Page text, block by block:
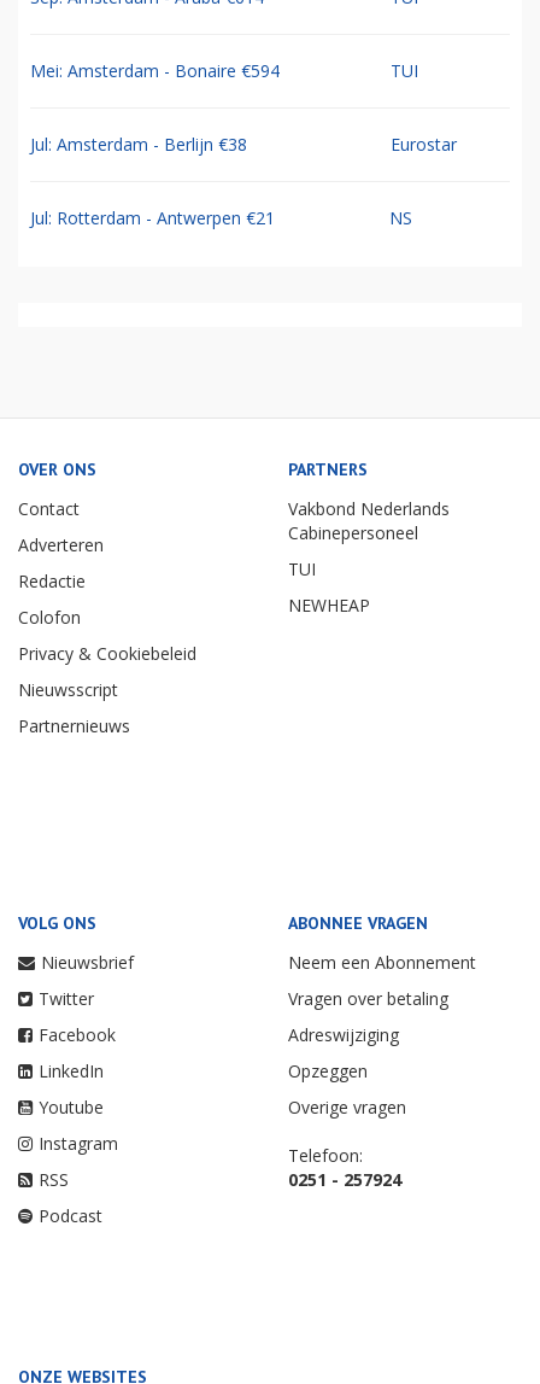
Mei: Amsterdam - Bonaire €594 TUI
Jul: Amsterdam - Berlijn €38 Eurostar
Jul: Rotterdam - Antwerpen €21 NS
OVER ONS
Contact
Adverteren
Redactie
Colofon
Privacy & Cookiebeleid
Nieuwsscript
Partnernieuws
PARTNERS
Vakbond Nederlands
Cabinepersoneel
TUI
NEWHEAP
VOLG ONS
Nieuwsbrief
Twitter
Facebook
LinkedIn
Youtube
Instagram
RSS
Podcast
ABONNEE VRAGEN
Neem een Abonnement
Vragen over betaling
Adreswijziging
Opzeggen
Overige vragen
Telefoon:
0251 - 257924
ONZE WEBSITES